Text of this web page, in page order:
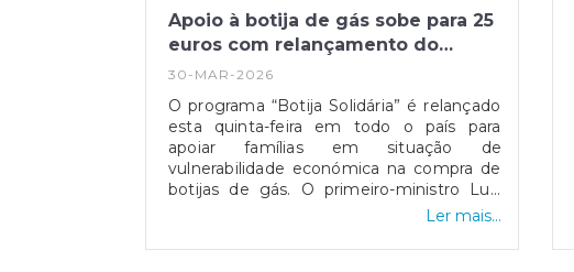
Apoio à botija de gás sobe para 25
euros com relançamento do
programa
30-MAR-2026
O programa “Botija Solidária” é relançado
esta quinta-feira em todo o país para
apoiar famílias em situação de
vulnerabilidade económica na compra de
botijas de gás. O primeiro-ministro Luís
Montenegro anunciou o aumento da
durante os próximos três meses,
Ler mais...